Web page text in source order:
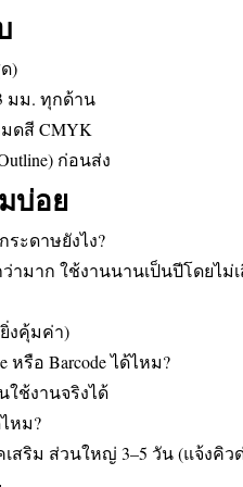
)
มม. ทุกด้าน
ดสี CMYK
ก่อนส่ง
บ่อย
ะดาษยังไง?
ามาก ใช้งานนานเป็นปีโดยไม่
งคุ้มค่า)
หรือ Barcode ได้ไหม?
ช้งานจริงได้
หม?
สริม ส่วนใหญ่ 3–5 วัน (แจ้งคิว